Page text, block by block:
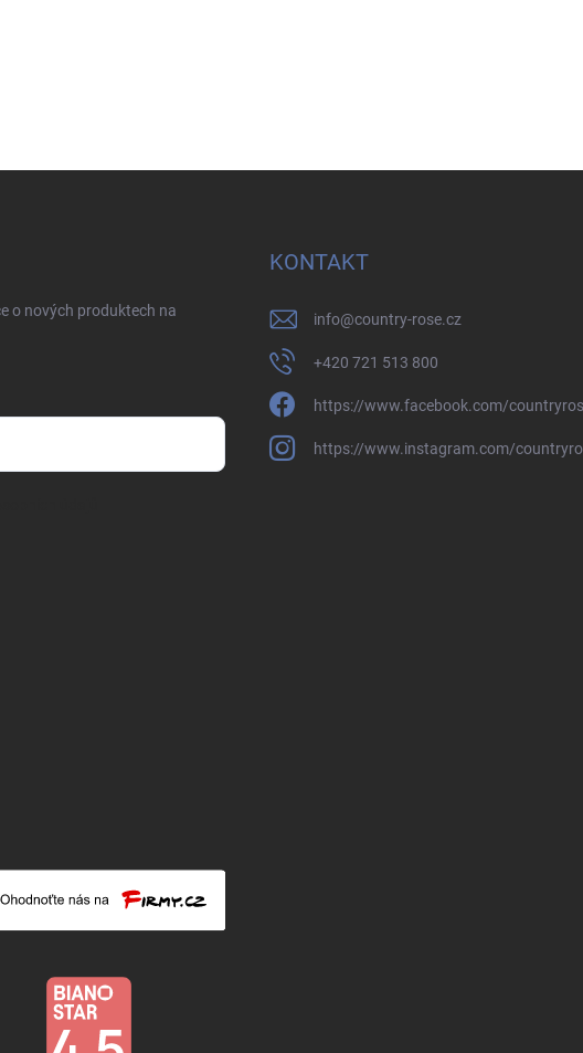
o nových produktech na
KONTAKT
info@country-rose.cz
+420 721 513 800
https://www.facebook.com/
https://www.instagram.com/